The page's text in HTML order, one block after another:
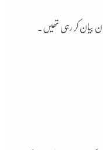
بیان کر رہی تھیں۔